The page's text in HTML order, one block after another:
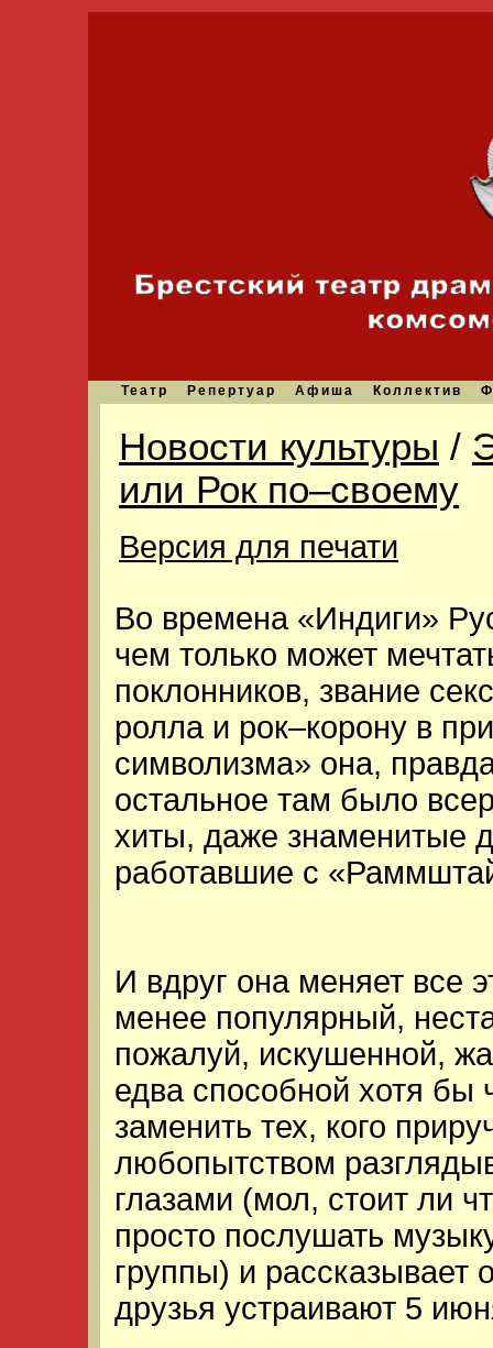
Театр Репертуар Афиша Коллектив
Новости культуры /
или Рок по–своему
Версия для печати
Во времена «Индиги»
чем только может
поклонников, звание
ролла и рок–корону в
символизма» она,
остальное там было
хиты, даже знаменитые
работавшие с
И вдруг она меняет все
менее популярный,
пожалуй, искушенной,
едва способной хотя бы
заменить тех, кого
любопытством
глазами (мол, стоит ли
просто послушать
группы) и рассказывает
друзья устраивают 5